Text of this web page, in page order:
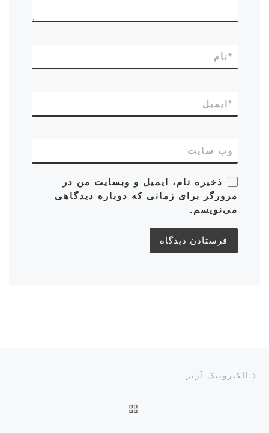
نام*
ایمیل *
وب‌ سایت
ذخیره نام، ایمیل و وبسایت من در
مرورگر برای زمانی که دوباره دیدگاهی
می‌نویسم.
ناوبری پست‌ها
الکترونیک آرتز
بازگشت به صفحه اصلی